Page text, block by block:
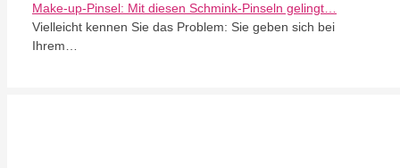
Make-up-Pinsel: Mit diesen Schmink-Pinseln gelingt…
Vielleicht kennen Sie das Problem: Sie geben sich bei
Ihrem…